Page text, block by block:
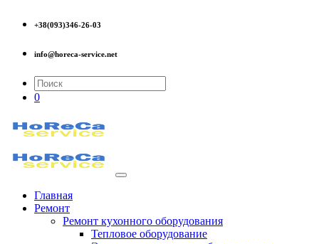
+38(093)346-26-03
info@horeca-service.net
0
Главная
Ремонт
Ремонт кухонного оборудования
Тепловое оборудование